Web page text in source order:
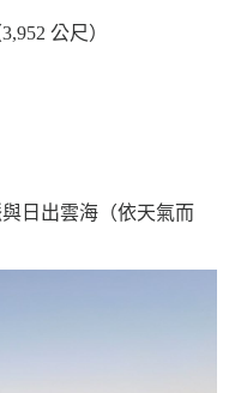
公尺）
日出雲海（依天氣而